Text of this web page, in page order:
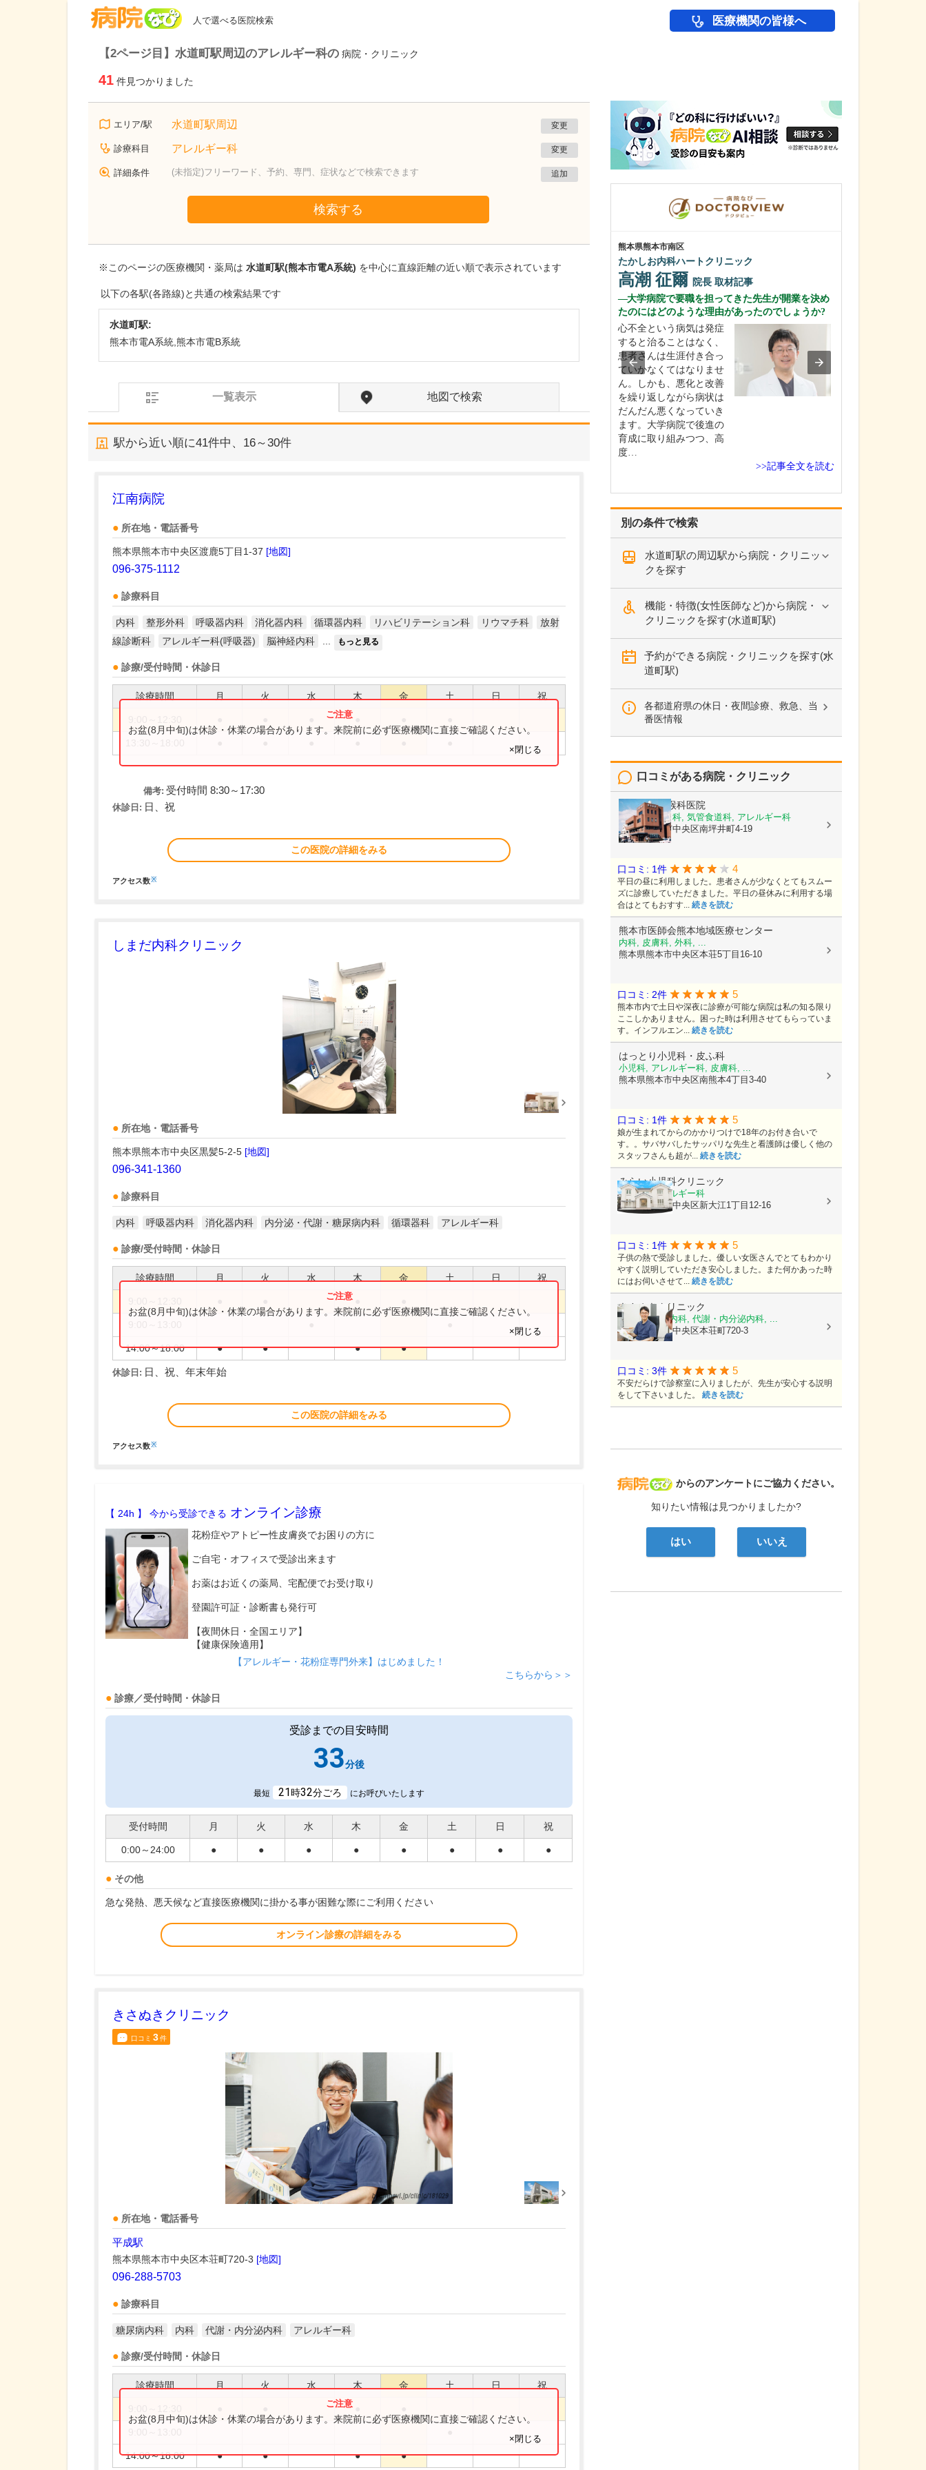
人で選べる医院検索 医療機関の皆様へ
【2ページ目】水道町駅周辺のアレルギー科の 病院・クリニック
41 件見つかりました
エリア/駅 水道町駅周辺 変更
診療科目 アレルギー科 変更
詳細条件 (未指定)フリーワード、予約、専門、症状などで検索できます 追加
検索する
※このページの医療機関・薬局は 水道町駅(熊本市電A系統) を中心に直線距離の近い順で表示されています
以下の各駅(各路線)と共通の検索結果です
水道町駅:
熊本市電A系統,熊本市電B系統
一覧表示 地図で検索
駅から近い順に41件中、 16～30件
江南病院
所在地・電話番号
熊本県熊本市中央区渡鹿5丁目1-37 [地図]
096-375-1112
診療科目
内科 整形外科 呼吸器内科 消化器内科 循環器内科 リハビリテーション科 リウマチ科
放射
線診断科
アレルギー科(呼吸器) 脳神経内科 もっと見る
診療/受付時間・休診日
診療時間 月 火 水 木 金 土 日 祝
お盆(8月中旬)は休診・休業の場合があります。来院前に必ず医療機関に直接ご確認ください。
×閉じる
備考: 受付時間 8:30～17:30
休診日: 日、祝
この医院の詳細をみる
アクセス数※
しまだ内科クリニック
所在地・電話番号
熊本県熊本市中央区黒髪5-2-5 [地図]
096-341-1360
診療科目
内科 呼吸器内科 消化器内科 内分泌・代謝・糖尿病内科 循環器科 アレルギー科
診療/受付時間・休診日
診療時間 月 火 水 木 金 土 日 祝
14:00～18:00 ● ● ● ●
お盆(8月中旬)は休診・休業の場合があります。来院前に必ず医療機関に直接ご確認ください。
×閉じる
休診日: 日、祝、年末年始
この医院の詳細をみる
アクセス数※
【 24h 】 今から受診できる オンライン診療
花粉症やアトピー性皮膚炎でお困りの方に
ご自宅・オフィスで受診出来ます
お薬はお近くの薬局、宅配便でお受け取り
登園許可証・診断書も発行可
【夜間休日・全国エリア】
【健康保険適用】
【アレルギー・花粉症専門外来】はじめました！
こちらから＞＞
診療／受付時間・休診日
受診までの目安時間
33分後
最短 21時32分ごろ にお呼びいたします
受付時間 月 火 水 木 金 土 日 祝
0:00～24:00 ● ● ● ● ● ● ● ●
その他
急な発熱、悪天候など直接医療機関に掛かる事が困難な際にご利用ください
オンライン診療の詳細をみる
きさぬきクリニック
口コミ 3件
所在地・電話番号
平成駅
熊本県熊本市中央区本荘町720-3 [地図]
096-288-5703
診療科目
糖尿病内科 内科 代謝・内分泌内科 アレルギー科
診療/受付時間・休診日
診療時間 月 火 水 木 金 土 日 祝
14:00～18:00 ● ● ● ●
お盆(8月中旬)は休診・休業の場合があります。来院前に必ず医療機関に直接ご確認ください。
×閉じる
別の条件で検索
水道町駅の周辺駅から病院・クリニッ
クを探す
機能・特徴(女性医師など)から病院・
クリニックを探す(水道町駅)
予約ができる病院・クリニックを探す(水
道町駅)
各都道府県の休日・夜間診療、救急、当
番医情報
病院なび
からのアンケートにご協力ください。
知りたい情報は見つかりましたか?
はい いいえ
口コミがある病院・クリニック
熊谷耳鼻咽喉科医院
耳鼻いんこう科, 気管食道科, アレルギー科
熊本県熊本市中央区南坪井町4-19
口コミ: 1件 4
平日の昼に利用しました。患者さんが少なくとてもスムー
ズに診療していただきました。平日の昼休みに利用する場
合はとてもおすす... 続きを読む
熊本市医師会熊本地域医療センター
内科, 皮膚科, 外科, ...
熊本県熊本市中央区本荘5丁目16-10
口コミ: 2件 5
熊本市内で土日や深夜に診療が可能な病院は私の知る限り
ここしかありません。困った時は利用させてもらっていま
す。インフルエン... 続きを読む
はっとり小児科・皮ふ科
小児科, アレルギー科, 皮膚科, ...
熊本県熊本市中央区南熊本4丁目3-40
口コミ: 1件 5
娘が生まれてからのかかりつけで18年のお付き合いで
す。。サバサバしたサッパリな先生と看護師は優しく他の
スタッフさんも超が... 続きを読む
みらい小児科クリニック
小児科, アレルギー科
熊本県熊本市中央区新大江1丁目12-16
口コミ: 1件 5
子供の熱で受診しました。優しい女医さんでとてもわかり
やすく説明していただき安心しました。また何かあった時
にはお伺いさせて... 続きを読む
きさぬきクリニック
糖尿病内科, 内科, 代謝・内分泌内科, ...
熊本県熊本市中央区本荘町720-3
口コミ: 3件 5
不安だらけで診察室に入りましたが、先生が安心する説明
をして下さいました。 続きを読む
熊本県熊本市南区
たかしお内科ハートクリニック
高潮 征爾 院長 取材記事
大学病院で要職を担ってきた先生が開業を決め
たのにはどのような理由があったのでしょうか?
心不全という病気は発症
すると治ることはなく、
患者さんは生涯付き合っ
ていかなくてはなりませ
ん。しかも、悪化と改善
を繰り返しながら病状は
だんだん悪くなっていき
ます。大学病院で後進の
育成に取り組みつつ、高
度…
>>記事全文を読む
千葉県柏市
かしわ耳鼻咽喉科クリニック
うですが、診断の精度を
圧倒的に高められる点
で、私は必要性を実感し
ています。実際、他の病